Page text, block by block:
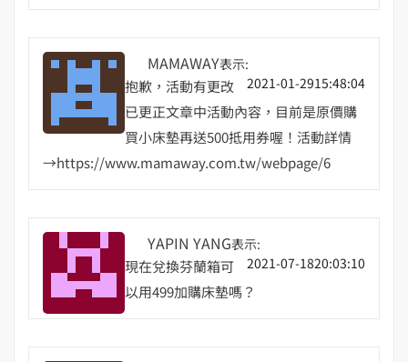
MAMAWAY表示:
2021-01-2915:48:04
抱歉，活動有更改
已更正文章中活動內容，目前是原價購
買小床墊再送500抵用券喔！活動詳情
→https://www.mamaway.com.tw/webpage/6
YAPIN YANG表示:
2021-07-1820:03:10
現在兌換芬蘭箱可
以用499加購床墊嗎？